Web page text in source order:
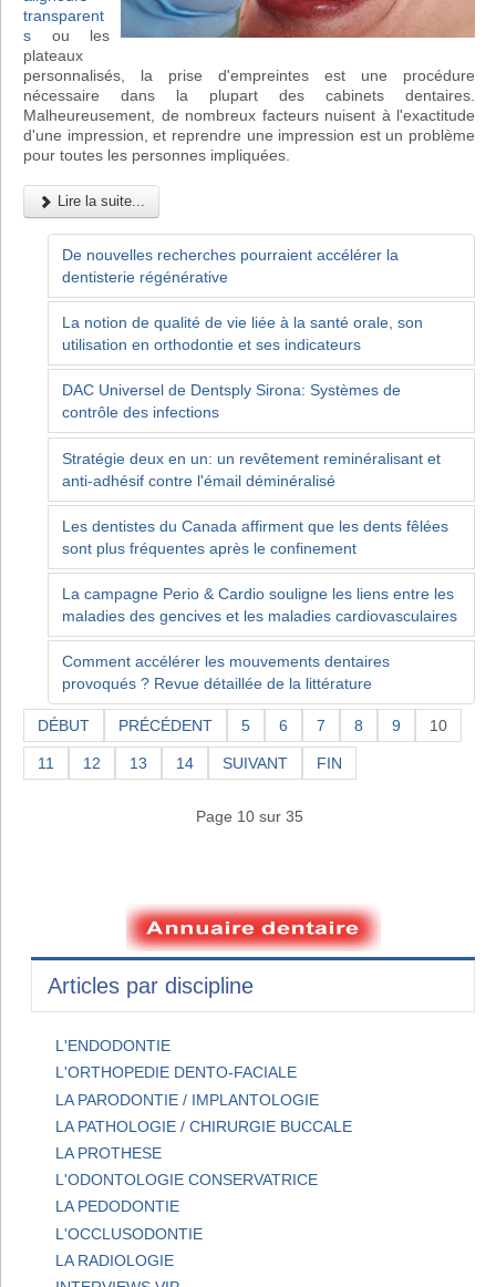
transparent
s ou les
plateaux
personnalisés, la prise d'empreintes est une procédure
nécessaire dans la plupart des cabinets dentaires.
Malheureusement, de nombreux facteurs nuisent à l'exactitude
d'une impression, et reprendre une impression est un problème
pour toutes les personnes impliquées.
Lire la suite...
De nouvelles recherches pourraient accélérer la
dentisterie régénérative
La notion de qualité de vie liée à la santé orale, son
utilisation en orthodontie et ses indicateurs
DAC Universel de Dentsply Sirona: Systèmes de
contrôle des infections
Stratégie deux en un: un revêtement reminéralisant et
anti-adhésif contre l'émail déminéralisé
Les dentistes du Canada affirment que les dents fêlées
sont plus fréquentes après le confinement
La campagne Perio & Cardio souligne les liens entre les
maladies des gencives et les maladies cardiovasculaires
Comment accélérer les mouvements dentaires
provoqués ? Revue détaillée de la littérature
DÉBUT PRÉCÉDENT 5 6 7 8 9 10
11 12 13 14 SUIVANT FIN
Page 10 sur 35
Articles par discipline
L'ENDODONTIE
L'ORTHOPEDIE DENTO-FACIALE
LA PARODONTIE / IMPLANTOLOGIE
LA PATHOLOGIE / CHIRURGIE BUCCALE
LA PROTHESE
L'ODONTOLOGIE CONSERVATRICE
LA PEDODONTIE
L'OCCLUSODONTIE
LA RADIOLOGIE